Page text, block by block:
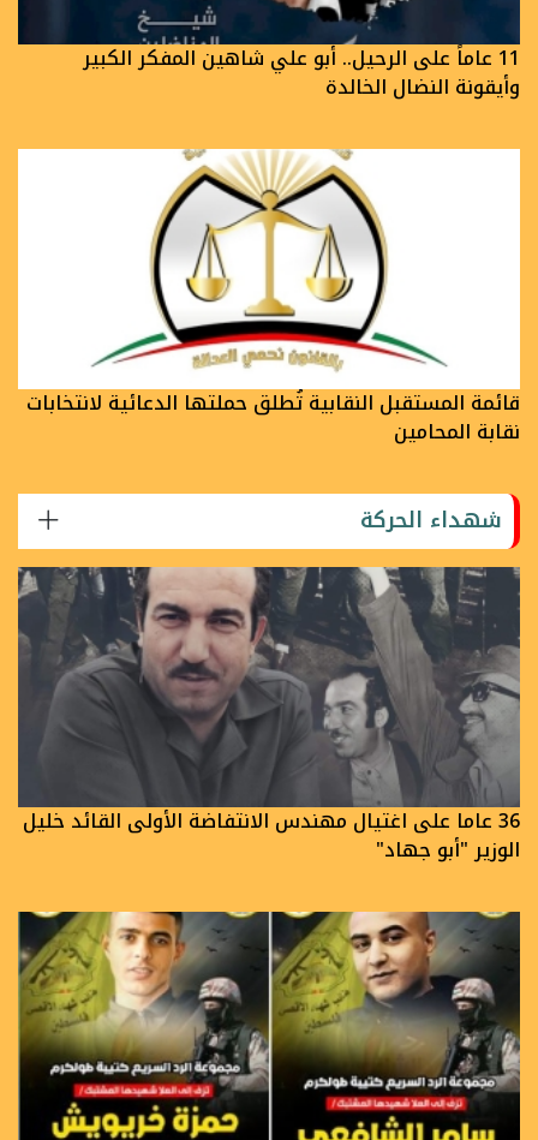
11 عاماً على الرحيل.. أبو علي شاهين المفكر الكبير
وأيقونة النضال الخالدة
قائمة المستقبل النقابية تُطلق حملتها الدعائية لانتخابات
نقابة المحامين
شهداء الحركة
36 عاما على اغتيال مهندس الانتفاضة الأولى القائد خليل
الوزير "أبو جهاد"